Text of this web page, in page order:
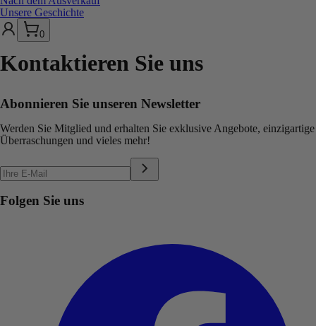
Unsere Geschichte
0
Kontaktieren Sie uns
Abonnieren Sie unseren Newsletter
Werden Sie Mitglied und erhalten Sie exklusive Angebote, einzigartige
Überraschungen und vieles mehr!
Folgen Sie uns